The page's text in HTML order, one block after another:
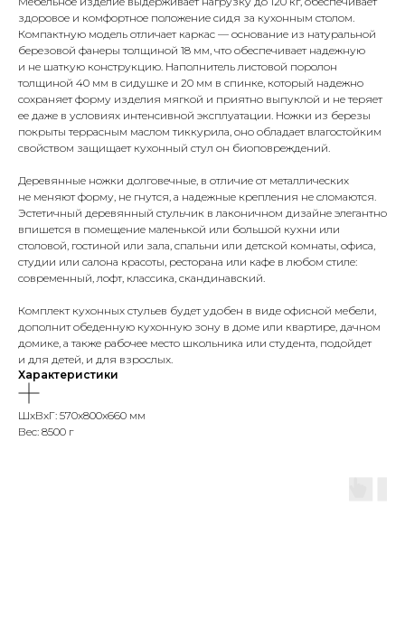
здоровое и комфортное положение сидя за кухонным столом.
Компактную модель отличает каркас — основание из натуральной
березовой фанеры толщиной 18 мм, что обеспечивает надежную
и не шаткую конструкцию. Наполнитель листовой поролон
толщиной 40 мм в сидушке и 20 мм в спинке, который надежно
сохраняет форму изделия мягкой и приятно выпуклой и не теряет
ее даже в условиях интенсивной эксплуатации. Ножки из березы
покрыты террасным маслом тиккурила, оно обладает влагостойким
свойством защищает кухонный стул он биоповреждений.
Деревянные ножки долговечные, в отличие от металлических
не меняют форму, не гнутся, а надежные крепления не сломаются.
Эстетичный деревянный стульчик в лаконичном дизайне элегантно
впишется в помещение маленькой или большой кухни или
столовой, гостиной или зала, спальни или детской комнаты, офиса,
студии или салона красоты, ресторана или кафе в любом стиле:
современный, лофт, классика, скандинавский.
Комплект кухонных стульев будет удобен в виде офисной мебели,
дополнит обеденную кухонную зону в доме или квартире, дачном
домике, а также рабочее место школьника или студента, подойдет
и для детей, и для взрослых.
Характеристики
ШxВxГ: 570x800x660 мм
Вес: 8500 г